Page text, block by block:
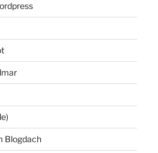
Blogdach